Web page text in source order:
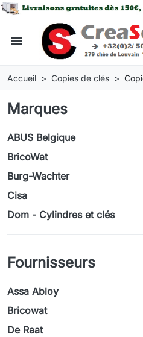
menu
Accueil Copies de clés
Marques
ABUS Belgique
BricoWat
Burg-Wachter
Cisa
Dom - Cylindres et clés
Fournisseurs
Assa Abloy
Bricowat
De Raat